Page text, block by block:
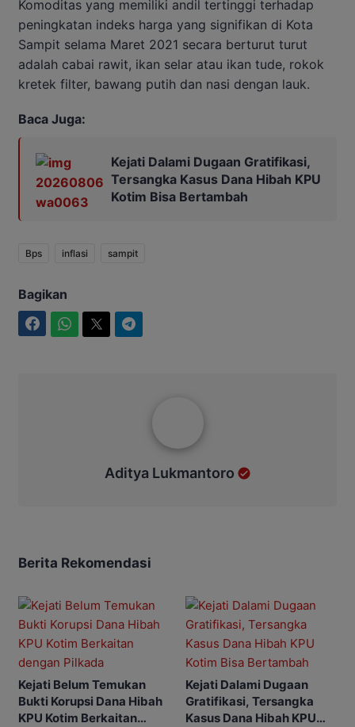
Komoditas yang memiliki andil tertinggi terhadap
peningkatan indeks harga yang signifikan di Kota
Sampit selama Maret 2021 secara berturut turut
adalah cabai rawit, ikan selar atau ikan tude, rokok
kretek filter, bawang putih dan nasi dengan lauk.
Baca Juga:
Kejati Dalami Dugaan Gratifikasi,
Tersangka Kasus Dana Hibah KPU
Kotim Bisa Bertambah
Bps inflasi sampit
Bagikan
Aditya Lukmantoro
Berita Rekomendasi
Kejati Belum Temukan
Bukti Korupsi Dana Hibah
KPU Kotim Berkaitan
Kejati Dalami Dugaan
Gratifikasi, Tersangka
Kasus Dana Hibah KPU